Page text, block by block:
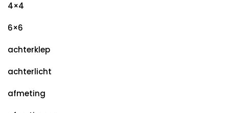
4×4
6×6
achterklep
achterlicht
afmeting